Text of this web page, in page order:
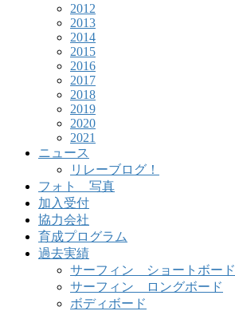
2012
2013
2014
2015
2016
2017
2018
2019
2020
2021
ニュース
リレーブログ！
フォト 写真
加入受付
協力会社
育成プログラム
過去実績
サーフィン ショートボード
サーフィン ロングボード
ボディボード